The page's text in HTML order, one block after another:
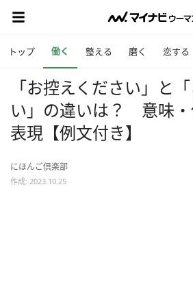
トップ 働く 整える 磨く 恋する
「お控えください」と
い」の違いは？ 意味
表現【例文付き】
にほんご倶楽部
作成: 2023.10.25